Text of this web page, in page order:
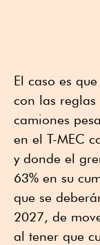
El caso es
con las
camiones
en el T-MEC
y donde el
63% en su
que se
2027, de
al tener que